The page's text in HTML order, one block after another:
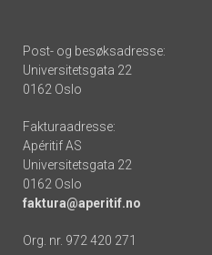
Post- og besøksadresse:
Universitetsgata 22
0162 Oslo
Fakturaadresse:
Apéritif AS
Universitetsgata 22
0162 Oslo
faktura@aperitif.no
Org. nr. 972 420 271